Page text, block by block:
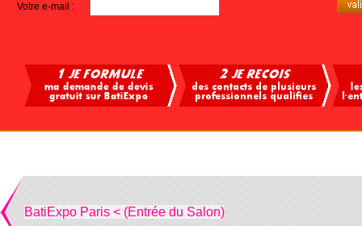
Votre e-mail :
BatiExpo Paris < (Entrée du Salon)